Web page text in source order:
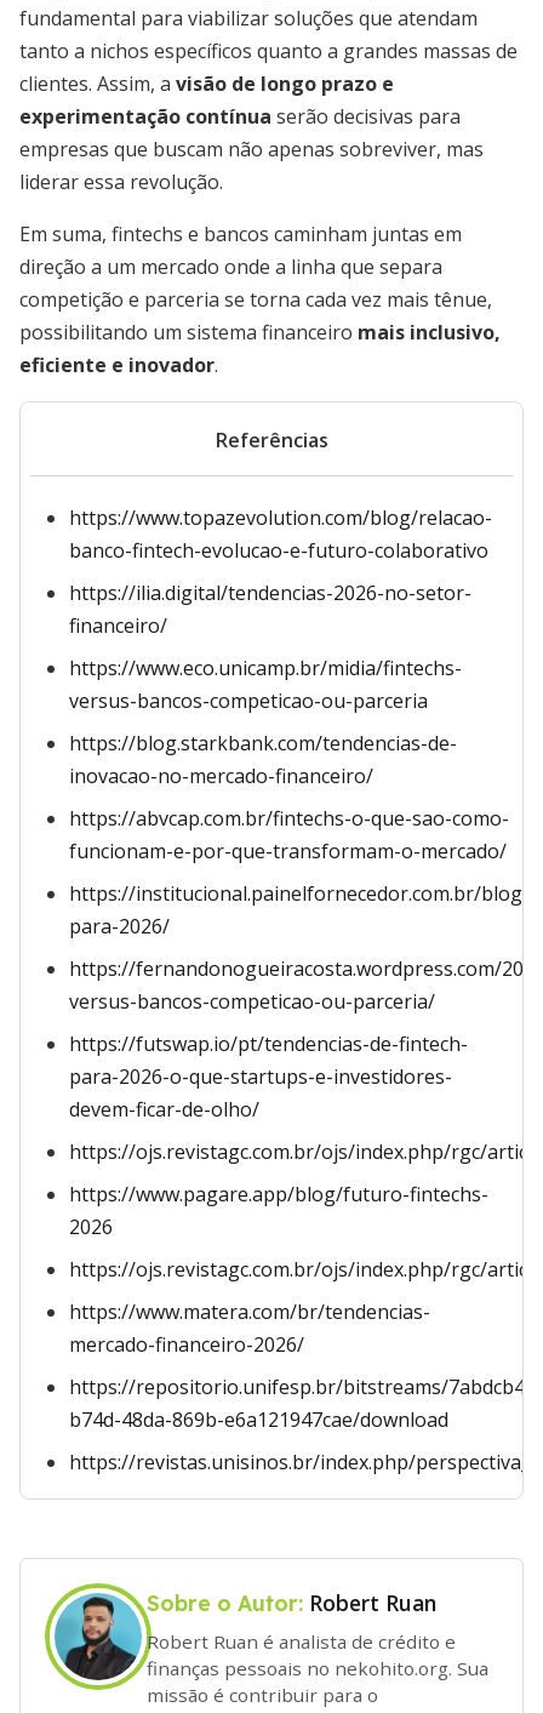
fundamental para viabilizar soluções que atendam
tanto a nichos específicos quanto a grandes massas de
clientes. Assim, a visão de longo prazo e
experimentação contínua serão decisivas para
empresas que buscam não apenas sobreviver, mas
liderar essa revolução.
Em suma, fintechs e bancos caminham juntas em
direção a um mercado onde a linha que separa
competição e parceria se torna cada vez mais tênue,
possibilitando um sistema financeiro mais inclusivo,
eficiente e inovador.
Referências
https://www.topazevolution.com/blog/relacao-
banco-fintech-evolucao-e-futuro-colaborativo
https://ilia.digital/tendencias-2026-no-setor-
financeiro/
https://www.eco.unicamp.br/midia/fintechs-
versus-bancos-competicao-ou-parceria
https://blog.starkbank.com/tendencias-de-
inovacao-no-mercado-financeiro/
https://abvcap.com.br/fintechs-o-que-sao-como-
funcionam-e-por-que-transformam-o-mercado/
https://institucional.painelfornecedor.com.br/blog/
para-2026/
https://fernandonogueiracosta.wordpress.com/
versus-bancos-competicao-ou-parceria/
https://futswap.io/pt/tendencias-de-fintech-
para-2026-o-que-startups-e-investidores-
devem-ficar-de-olho/
https://ojs.revistagc.com.br/ojs/index.php/rgc/
https://www.pagare.app/blog/futuro-fintechs-
2026
https://ojs.revistagc.com.br/ojs/index.php/rgc/
https://www.matera.com/br/tendencias-
mercado-financeiro-2026/
https://repositorio.unifesp.br/bitstreams/7abdcb46-
b74d-48da-869b-e6a121947cae/download
https://revistas.unisinos.br/index.php/
Sobre o Autor: Robert Ruan
Robert Ruan é analista de crédito e
finanças pessoais no nekohito.org. Sua
missão é contribuir para o